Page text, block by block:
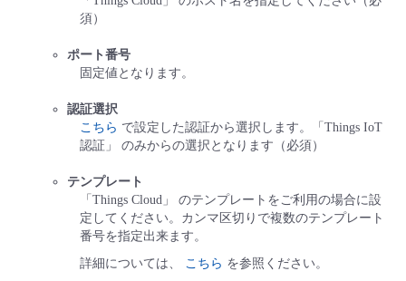
須）
ポート番号
固定値となります。
認証選択
こちら で設定した認証から選択します。「Things IoT
認証」 のみからの選択となります（必須）
テンプレート
「Things Cloud」 のテンプレートをご利用の場合に設
定してください。カンマ区切りで複数のテンプレート
番号を指定出来ます。
詳細については、 こちら を参照ください。